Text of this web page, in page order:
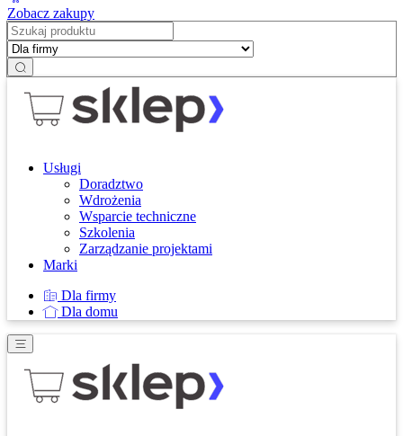
Zobacz zakupy
Usługi
Doradztwo
Wdrożenia
Wsparcie techniczne
Szkolenia
Zarządzanie projektami
Marki
Dla firmy
Dla domu